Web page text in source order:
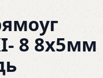
8 8х5мм